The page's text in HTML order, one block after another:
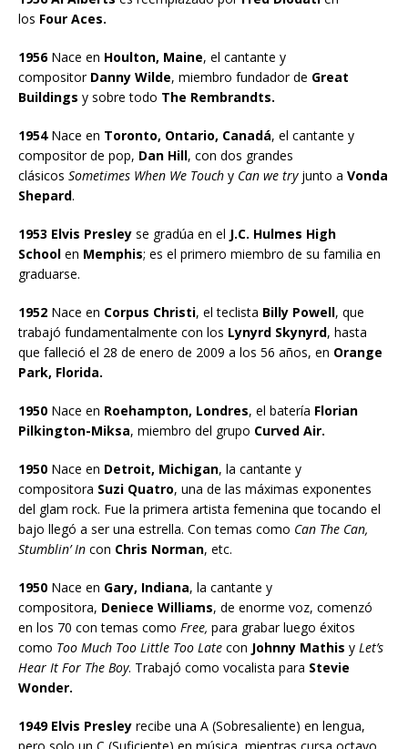
los Four Aces.
1956Nace en Houlton, Maine, el cantante y
compositorDanny Wilde, miembro fundador de Great
Buildings y sobre todo The Rembrandts.
1954Nace en Toronto, Ontario, Canadá, el cantante y
compositor de pop, Dan Hill, con dos grandes
clásicos Sometimes When We Touch y Can we tryjunto a Vonda
Shepard.
1953 Elvis Presley se gradúa en el J.C. Hulmes High
School en Memphis; es el primero miembro de su familia en
graduarse.
1952 Nace en Corpus Christi, el teclista Billy Powell, que
trabajó fundamentalmente con los Lynyrd Skynyrd, hasta
que falleció el 28 de enero de 2009 a los 56 años, en Orange
Park, Florida.
1950 Nace en Roehampton, Londres, el batería Florian
Pilkington-Miksa, miembro del grupo Curved Air.
1950 Nace en Detroit, Michigan, la cantante y
compositora Suzi Quatro, una de las máximas exponentes
del glam rock. Fue la primera artista femenina que tocando el
bajo llegó a ser una estrella. Con temas como Can The Can,
Stumblin’ In con Chris Norman, etc.
1950 Nace en Gary, Indiana, la cantante y
compositora, Deniece Williams, de enorme voz, comenzó
en los 70 con temas como Free, para grabar luego éxitos
como Too Much Too Little Too Late con Johnny Mathis y Let’s
Hear It For The Boy. Trabajó como vocalista para Stevie
Wonder.
1949 Elvis Presley recibe una A (Sobresaliente) en lengua,